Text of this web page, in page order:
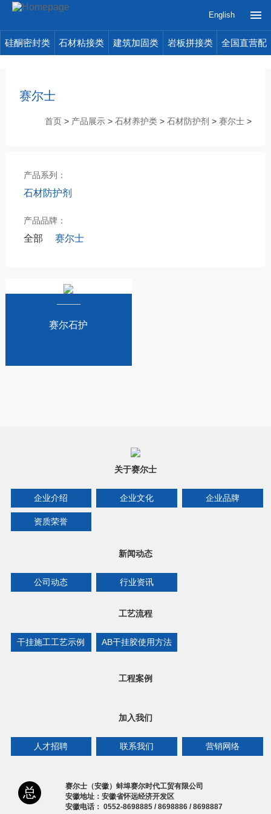
English
硅酮密封类 石材粘接类 建筑加固类 岩板拼接类 全国直营配
赛尔士
首页 > 产品展示 >石材养护类 >石材防护剂 >赛尔士 >
产品系列：
石材防护剂
产品品牌：
全部 赛尔士
赛尔石护
关于赛尔士
企业介绍 企业文化 企业品牌
资质荣誉
新闻动态
公司动态 行业资讯
工艺流程
干挂施工工艺示例 AB干挂胶使用方法
工程案例
加入我们
人才招聘 联系我们 营销网络
总
赛尔士（安徽）蚌埠赛尔时代工贸有限公司
安徽地址：安徽省怀远经济开发区
安徽电话： 0552-8698885 / 8698886 / 8698887